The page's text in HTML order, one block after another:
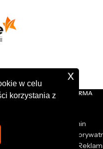
NASZA FIRMA
Regulamin
Polityka
Zwroty i
w celu
korzystania z
x